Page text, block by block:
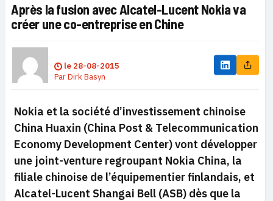
Après la fusion avec Alcatel-Lucent Nokia va
créer une co-entreprise en Chine
le 28-08-2015
ParDirk Basyn
Nokia et la société d’investissement chinoise
China Huaxin (China Post & Telecommunication
Economy Development Center)vont développer
une joint-venture regroupant Nokia China, la
filiale chinoise de l’équipementier finlandais, et
Alcatel-Lucent Shangai Bell (ASB) dès que la